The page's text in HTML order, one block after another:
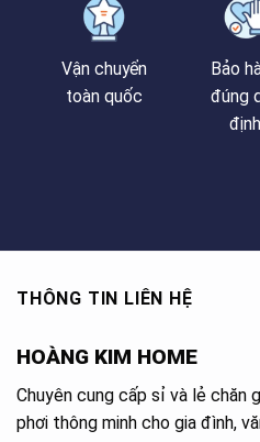
Vận chuyển
toàn quốc
Bảo
đúng
định
THÔNG TIN LIÊN HỆ
HOÀNG KIM HOME
Chuyên cung cấp sỉ và lẻ chăn
phơi thông minh cho gia đình,